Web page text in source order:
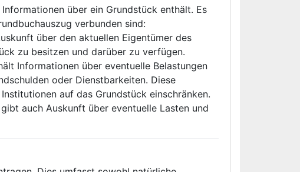
über ein Grundstück enthält. Es
verbunden sind:
über den aktuellen Eigentümer des
zu besitzen und darüber zu verfügen.
Informationen über eventuelle Belastungen
oder Dienstbarkeiten. Diese
auf das Grundstück einschränken.
auch Auskunft über eventuelle Lasten und